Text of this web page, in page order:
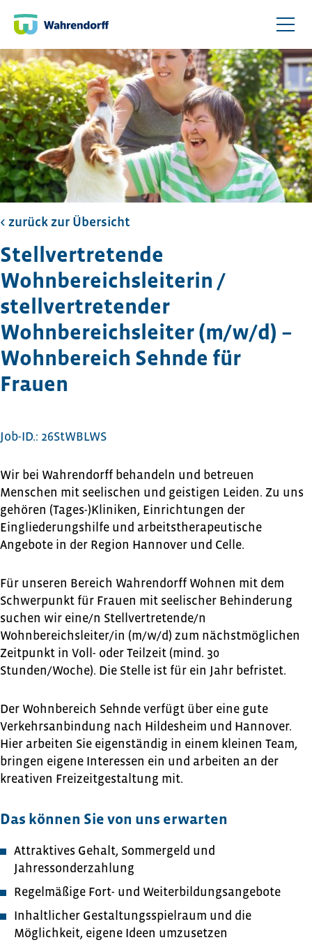
< zurück zur Übersicht​
Stellvertretende
Wohnbereichsleiterin /
stellvertretender
Wohnbereichsleiter (m/w/d) –
Wohnbereich Sehnde für
Frauen
Job-ID.: 26StWBLWS
Wir bei Wahrendorff behandeln und betreuen
Menschen mit seelischen und geistigen Leiden. Zu uns
gehören (Tages-)Kliniken, Einrichtungen der
Eingliederungshilfe und arbeitstherapeutische
Angebote in der Region Hannover und Celle.
Für unseren Bereich Wahrendorff Wohnen mit dem
Schwerpunkt für Frauen mit seelischer Behinderung
suchen wir eine/n Stellvertretende/n
Wohnbereichsleiter/in (m/w/d) zum nächstmöglichen
Zeitpunkt in Voll- oder Teilzeit (mind. 30
Stunden/Woche). Die Stelle ist für ein Jahr befristet.
Der Wohnbereich Sehnde verfügt über eine gute
Verkehrsanbindung nach Hildesheim und Hannover.
Hier arbeiten Sie eigenständig in einem kleinen Team,
bringen eigene Interessen ein und arbeiten an der
kreativen Freizeitgestaltung mit.
Das können Sie von uns erwarten
Attraktives Gehalt, Sommergeld und
Jahressonderzahlung
Regelmäßige Fort- und Weiterbildungsangebote
Inhaltlicher Gestaltungsspielraum und die
Möglichkeit, eigene Ideen umzusetzen